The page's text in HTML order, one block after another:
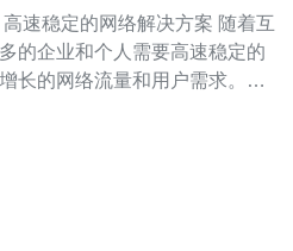
稳定的网络解决方案 随着互
的企业和个人需要高速稳定的
长的网络流量和用户需求。香
。本文将介绍香港云服务器带